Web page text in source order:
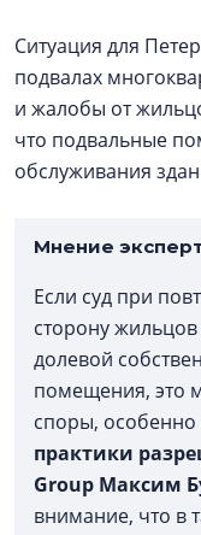
Ситуация для
подвалах
и жалобы от
что подвальные
обслуживания
Мнение
Если суд при
сторону
долевой
помещения, это
споры, особенно
практики
Group Максим
внимание, что в